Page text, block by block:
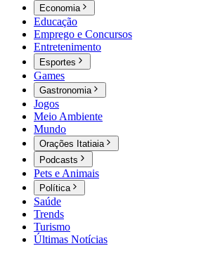
Economia
Educação
Emprego e Concursos
Entretenimento
Esportes
Games
Gastronomia
Jogos
Meio Ambiente
Mundo
Orações Itatiaia
Podcasts
Pets e Animais
Política
Saúde
Trends
Turismo
Últimas Notícias